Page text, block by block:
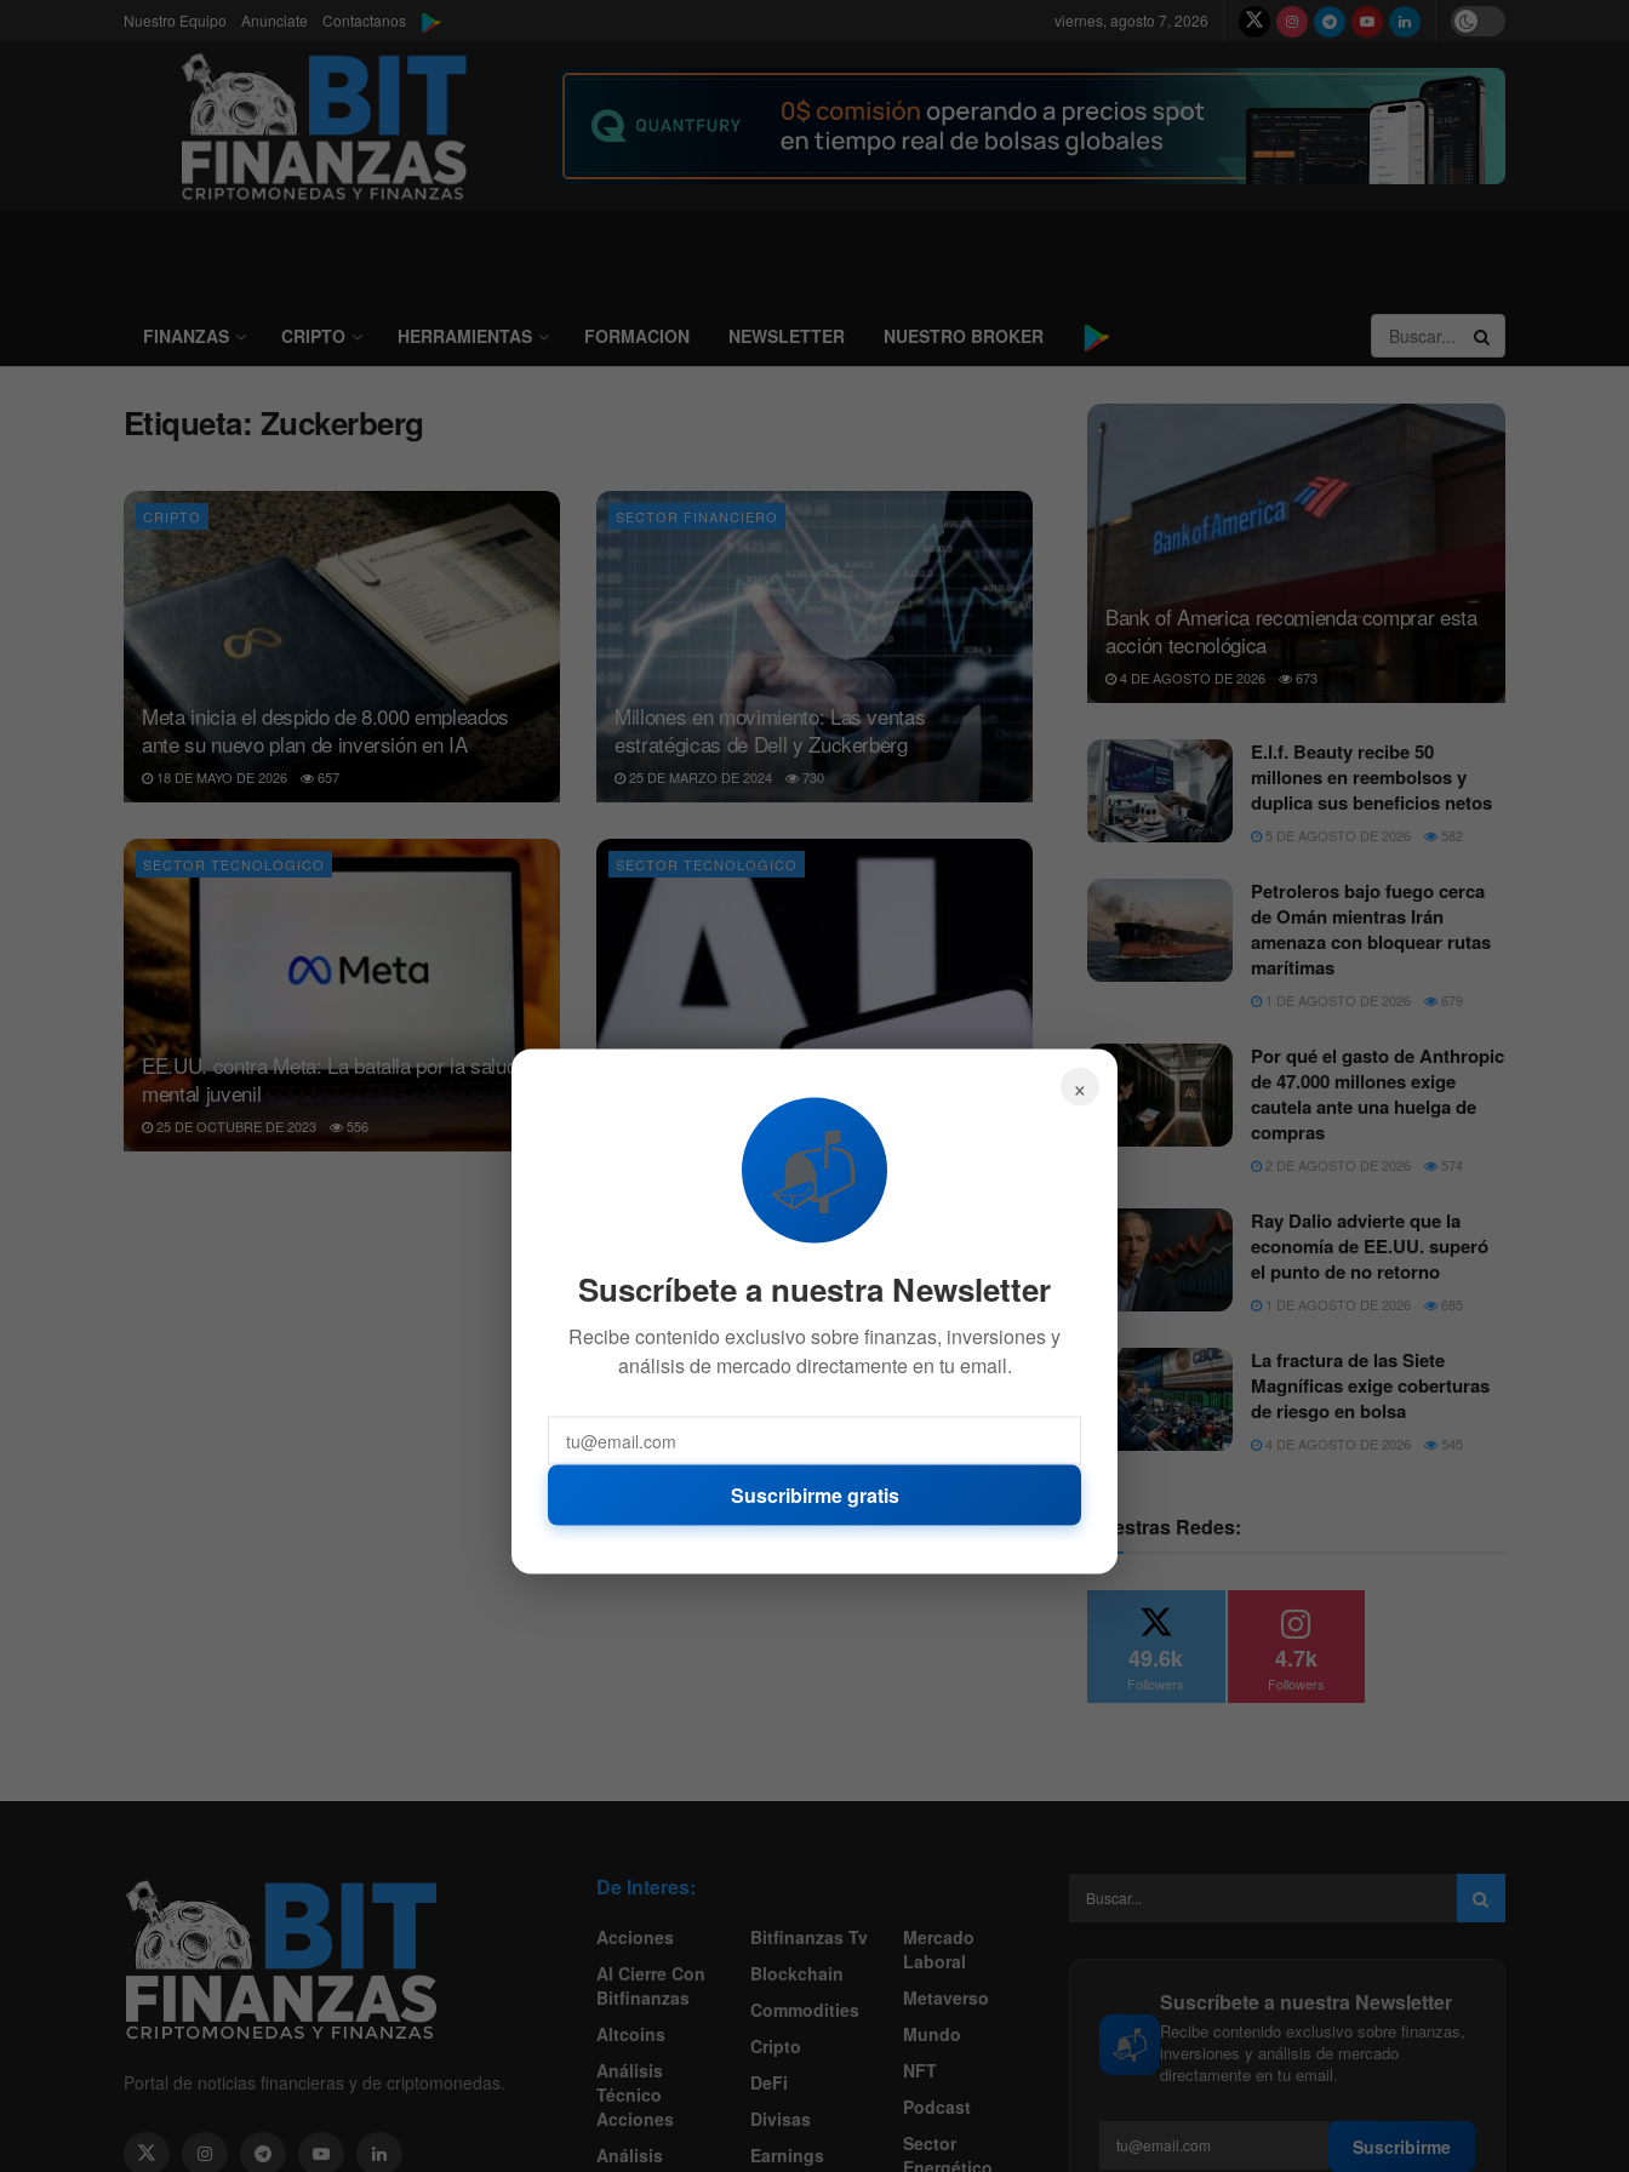
Nuestro Equipo Anunciate Contactanos viernes, agosto 7, 2026
FINANZAS CRIPTO HERRAMIENTAS FORMACION NEWSLETTER NUESTRO BROKER
Etiqueta: Zuckerberg
CRIPTO
Meta inicia el despido de 8.000 empleados
ante su nuevo plan de inversión en IA
18 DE MAYO DE 2026 657
SECTOR FINANCIERO
Millones en movimiento: Las ventas
estratégicas de Dell y Zuckerberg
25 DE MARZO DE 2024 730
SECTOR TECNOLOGICO
EE.UU. contra Meta: La batalla por la salud
mental juvenil
25 DE OCTUBRE DE 2023 556
SECTOR TECNOLOGICO
competencia directa a ChatGPT
28 DE SEPTIEMBRE DE 2023 611
Bank of America recomienda comprar esta
acción tecnológica
4 DE AGOSTO DE 2026 673
E.l.f. Beauty recibe 50
millones en reembolsos y
duplica sus beneficios netos
5 DE AGOSTO DE 2026 582
Petroleros bajo fuego cerca
de Omán mientras Irán
amenaza con bloquear rutas
marítimas
1 DE AGOSTO DE 2026 679
Por qué el gasto de Anthropic
de 47.000 millones exige
cautela ante una huelga de
compras
2 DE AGOSTO DE 2026 574
Ray Dalio advierte que la
economía de EE.UU. superó
el punto de no retorno
1 DE AGOSTO DE 2026 685
La fractura de las Siete
Magníficas exige coberturas
de riesgo en bolsa
4 DE AGOSTO DE 2026 545
Nuestras Redes:
49.6k
Followers
4.7k
Followers
Portal de noticias financieras y de criptomonedas.
De Interes:
Acciones
Al Cierre Con
Bitfinanzas
Altcoins
Análisis
Técnico
Acciones
Análisis
Bitfinanzas Tv
Blockchain
Commodities
Cripto
DeFi
Divisas
Earnings
Mercado
Laboral
Metaverso
Mundo
NFT
Podcast
Sector
Energético
📬
Suscríbete a nuestra Newsletter
Recibe contenido exclusivo sobre finanzas,
inversiones y análisis de mercado
directamente en tu email.
Suscribirme
×
📬
Suscríbete a nuestra Newsletter
Recibe contenido exclusivo sobre finanzas, inversiones y
análisis de mercado directamente en tu email.
Suscribirme gratis